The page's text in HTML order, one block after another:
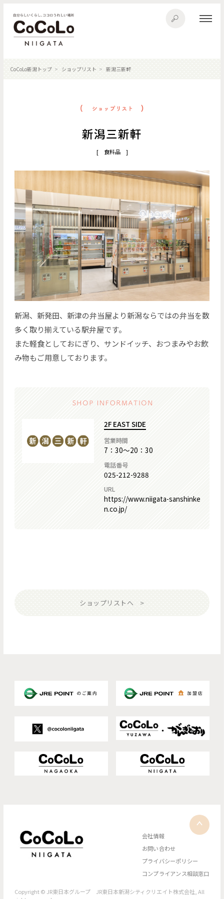
CoCoLo新潟トップ ショップリスト 新潟三新軒
新潟三新軒
[ 食料品 ]
新潟、新発田、新津の弁当屋より新潟ならではの弁当を数
多く取り揃えている駅弁屋です。
また軽食としておにぎり、サンドイッチ、おつまみやお飲
み物もご用意しております。
2F EAST SIDE
営業時間
7：30～20：30
電話番号
025-212-9288
URL
https://www.niigata-sanshinke
n.co.jp/
ショップリストへ
会社情報
お問い合わせ
プライバシーポリシー
コンプライアンス相談窓口
Copyright © JR東日本グループ JR東日本新潟シティクリエイト株式会社, All